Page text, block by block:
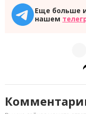
Еще больше
нашем